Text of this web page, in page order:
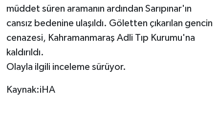
müddet süren aramanın ardından Sarıpınar'ın
cansız bedenine ulaşıldı. Göletten çıkarılan gencin
cenazesi, Kahramanmaraş Adli Tıp Kurumu'na
kaldırıldı.
Olayla ilgili inceleme sürüyor.
Kaynak:iHA
YAŞAM